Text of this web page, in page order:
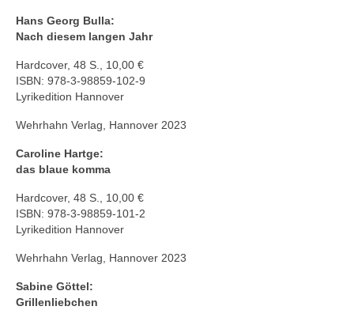
Hans Georg Bulla:
Nach diesem langen Jahr
Hardcover, 48 S., 10,00 €
ISBN: 978-3-98859-102-9
Lyrikedition Hannover
Wehrhahn Verlag, Hannover 2023
Caroline Hartge:
das blaue komma
Hardcover, 48 S., 10,00 €
ISBN: 978-3-98859-101-2
Lyrikedition Hannover
Wehrhahn Verlag, Hannover 2023
Sabine Göttel:
Grillenliebchen